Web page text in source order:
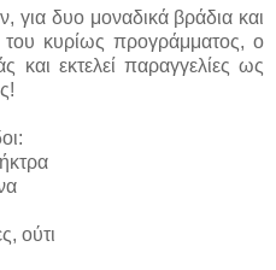
για δυο μοναδικά βράδια και
κυρίως προγράμματος, ο
και εκτελεί παραγγελίες ως
ούτι